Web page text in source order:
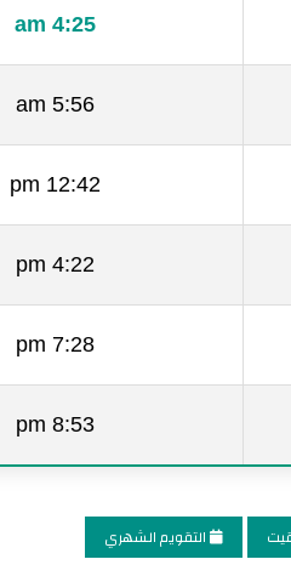
4:25 am
5:56 am
12:42 pm
4:22 pm
7:28 pm
8:53 pm
التقويم الشهري